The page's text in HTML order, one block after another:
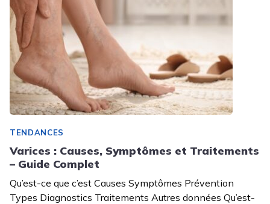
TENDANCES
Varices : Causes, Symptômes et Traitements
– Guide Complet
Qu’est-ce que c’est Causes Symptômes Prévention
Types Diagnostics Traitements Autres données Qu’est-